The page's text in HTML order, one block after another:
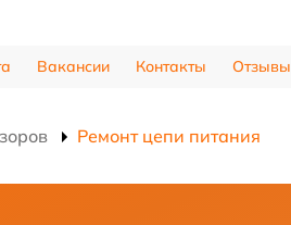
Вакансии Контакты Отзывы
Ремонт цепи питания